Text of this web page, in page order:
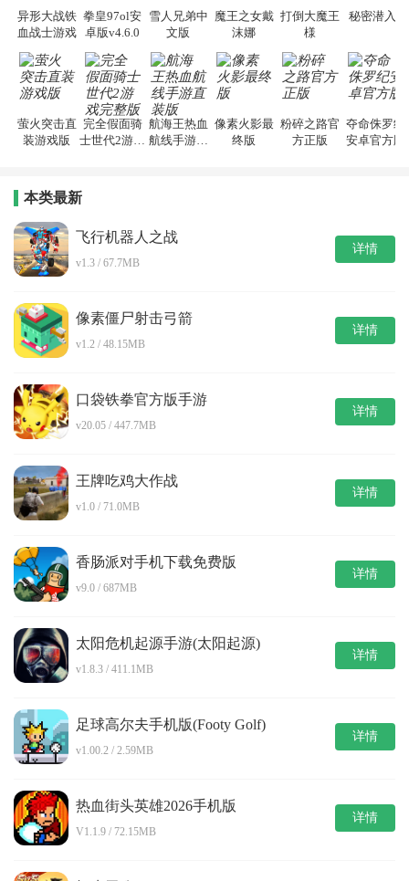
异形大战铁
血战士游戏
拳皇97ol安
卓版v4.6.0
雪人兄弟中
文版
魔王之女戴
沫娜
打倒大魔王
様
秘密潜入2
萤火突击直
装游戏版
完全假面骑
士世代2游戏
航海王热血
航线手游直
像素火影最
终版
粉碎之路官
方正版
夺命侏罗纪
安卓官方版
本类最新
飞行机器人之战
v1.3 / 67.7MB
详情
像素僵尸射击弓箭
v1.2 / 48.15MB
详情
口袋铁拳官方版手游
v20.05 / 447.7MB
详情
王牌吃鸡大作战
v1.0 / 71.0MB
详情
香肠派对手机下载免费版
v9.0 / 687MB
详情
太阳危机起源手游(太阳起源)
v1.8.3 / 411.1MB
详情
足球高尔夫手机版(Footy Golf)
v1.00.2 / 2.59MB
详情
热血街头英雄2026手机版
V1.1.9 / 72.15MB
详情